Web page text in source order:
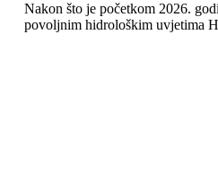
Nakon što je početkom 2026.
povoljnim hidrološkim uvjetima